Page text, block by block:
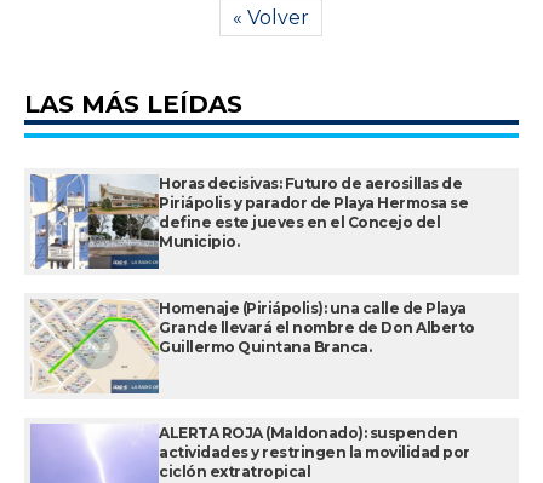
« Volver
LAS MÁS LEÍDAS
Horas decisivas: Futuro de aerosillas de
Piriápolis y parador de Playa Hermosa se
define este jueves en el Concejo del
Municipio.
Homenaje (Piriápolis): una calle de Playa
Grande llevará el nombre de Don Alberto
Guillermo Quintana Branca.
ALERTA ROJA (Maldonado): suspenden
actividades y restringen la movilidad por
ciclón extratropical